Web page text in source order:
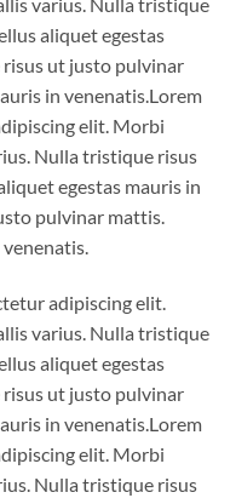
varius. Nulla tristique
aliquet egestas
ut justo pulvinar
in venenatis.Lorem
elit. Morbi
Nulla tristique risus
egestas mauris in
pulvinar mattis.
adipiscing elit.
varius. Nulla tristique
aliquet egestas
ut justo pulvinar
in venenatis.Lorem
elit. Morbi
Nulla tristique risus